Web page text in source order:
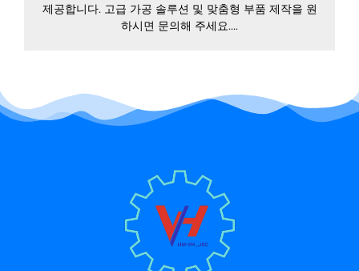
제공합니다. 고급 가공 솔루션 및 맞춤형 부품 제작을 원
하시면 문의해 주세요....